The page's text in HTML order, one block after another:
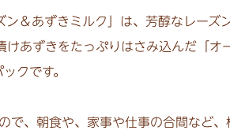
＆あずきミルク」は、芳醇なレーズ
けあずきをたっぷりはさみ込んだ「オ
クです。
、朝食や、家事や仕事の合間など、